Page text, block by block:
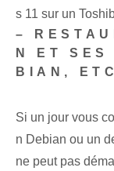
s 11 sur un
–
N​ ET
BIAN,
Si un jour vous
n Debian⁢ ou ‌un
ne peut pas